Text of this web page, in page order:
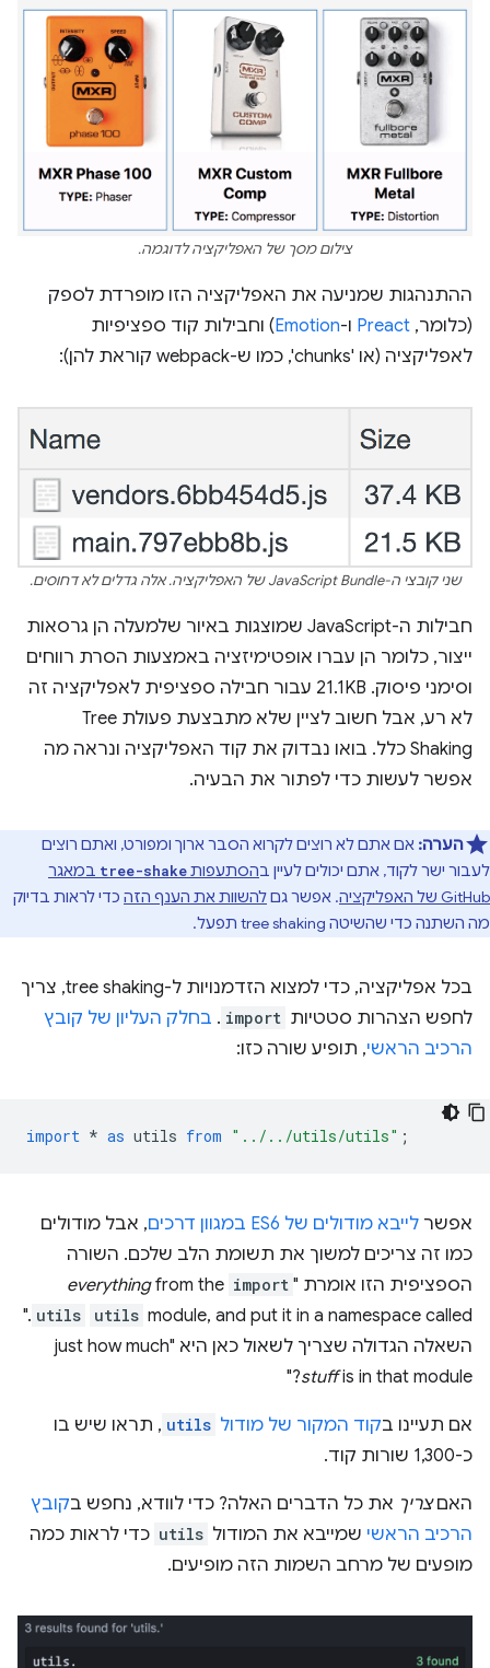
צילום מסך של האפליקציה לדוגמה.
ההתנהגות שמניעה את האפליקציה הזו מופרדת לספק
(כלומר, ‫ Preact ו-Emotion) וחבילות קוד ספציפיות
לאפליקציה (או 'chunks', כמו ש-webpack קוראת להן):
שני קובצי ה-JavaScript Bundle של האפליקציה. אלה גדלים לא דחוסים.
חבילות ה-JavaScript שמוצגות באיור שלמעלה הן גרסאות
ייצור, כלומר הן עברו אופטימיזציה באמצעות הסרת רווחים
וסימני פיסוק. ‫21.1KB עבור חבילה ספציפית לאפליקציה זה
לא רע, אבל חשוב לציין שלא מתבצעת פעולת Tree
Shaking כלל. בואו נבדוק את קוד האפליקציה ונראה מה
אפשר לעשות כדי לפתור את הבעיה.
הערה: אם אתם לא רוצים לקרוא הסבר ארוך ומפורט, ואתם רוצים
לעבור ישר לקוד, אתם יכולים לעיין בהסתעפותtree-shake במאגר
GitHub של האפליקציה
. אפשר גםלהשוות את הענף הזה כדי לראות בדיוק
מה השתנה כדי שהשיטה tree shaking תפעל.
בכל אפליקציה, כדי למצוא הזדמנויות ל-tree shaking, צריך
לחפש הצהרות סטטיות import
. בחלק העליון של קובץ
הרכיב הראשי, תופיע שורה כזו:
import * as utils from "../../utils/utils" ;
אפשר לייבא מודולים של ES6 במגוון דרכים
, אבל מודולים
כמו זה צריכים למשוך את תשומת הלב שלכם. השורה
הספציפית הזו אומרת " import
everythingfrom the
utils module, and put it in a namespace called
utils
."
השאלה הגדולה שצריך לשאול כאן היא "just how much
stuffis in that module?"
אם תעיינו בקוד המקור של מודול utils , תראו שיש בו
כ-1,300 שורות קוד.
האםצריך את כל הדברים האלה? כדי לוודא, נחפש בקובץ
הרכיב הראשי שמייבא את המודול utils כדי לראות כמה
מופעים של מרחב השמות הזה מופיעים.